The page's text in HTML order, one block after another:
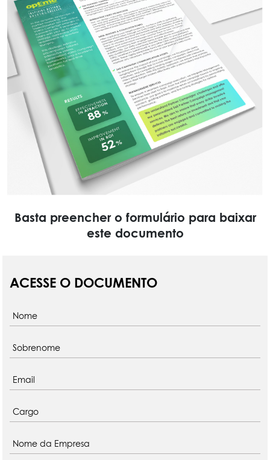
Basta preencher o formulário para baixar
este documento
ACESSE O DOCUMENTO